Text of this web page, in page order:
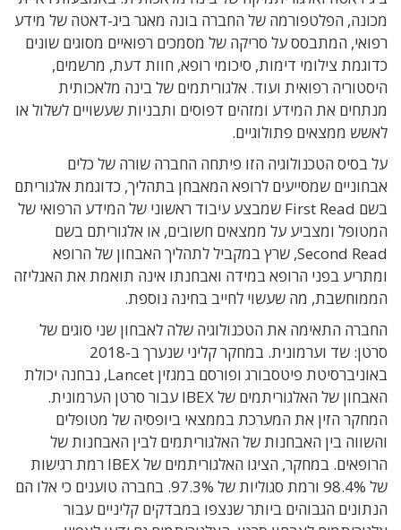
מכונה, הפלטפורמה של החברה בונה מאגר ביג-דאטה של מידע
רפואי, המתבסס על סריקה של מסמכים רפואיים מסוגים שונים
כדוגמת צילומי דימות, סיכומי רופא, חוות דעת, מרשמים,
היסטוריה רפואית ועוד. אלגוריתמים של בינה מלאכותית
מנתחים את המידע ומזהים דפוסים ותבניות שעשויים לשלול או
לאשש ממצאים פתולוגיים.
על בסיס הטכנולוגיה הזו פיתחה החברה שורה של כלים
אבחוניים שמסייעים לרופא המאבחן בתהליך, כדוגמת אלגוריתם
בשם First Read שמבצע עיבוד ראשוני של המידע הרפואי של
המטופל ומצביע על ממצאים חשובים, או אלגוריתם בשם
Second Read, שרץ במקביל לתהליך האבחון של הרופא
ומתריע בפני הרופא במידה ואבחנתו אינה תואמת את האנליזה
הממוחשבת, מה שעשוי לחייב בחינה נוספת.
החברה התאימה את הטכנולוגיה שלה לאבחון שני סוגים של
סרטן: שד וערמונית. במחקר קליני שנערך ב-2018
באוניברסיטת פיטסבורג ופורסם במגזין Lancet, נבחנה יכולת
האבחון של האלגוריתמים של IBEX עבור סרטן הערמונית.
המחקר הזין את המערכת בממצאי ביופסיה של מטופלים
והשווה בין האבחנות של האלגוריתמים לבין האבחנות של
הרופאים. במחקר, הציגו האלגוריתמים של IBEX רמת רגישות
של 98.4% ורמת סגוליות של 97.3%. בחברה טוענים כי אלו הם
הנתונים הגבוהים ביותר שנצפו במבדקים קליניים עבור